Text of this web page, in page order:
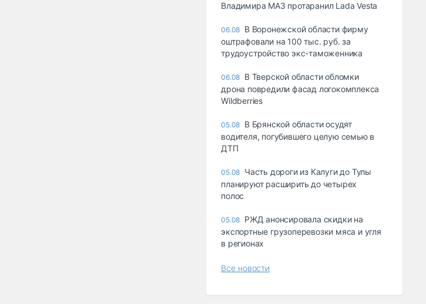
Владимира МАЗ протаранил Lada Vesta
06.08 В Воронежской области фирму
оштрафовали на 100 тыс. руб. за
трудоустройство экс-таможенника
06.08 В Тверской области обломки
дрона повредили фасад логокомплекса
Wildberries
05.08 В Брянской области осудят
водителя, погубившего целую семью в
ДТП
05.08 Часть дороги из Калуги до Тулы
планируют расширить до четырех
полос
05.08 РЖД анонсировала скидки на
экспортные грузоперевозки мяса и угля
в регионах
Все новости